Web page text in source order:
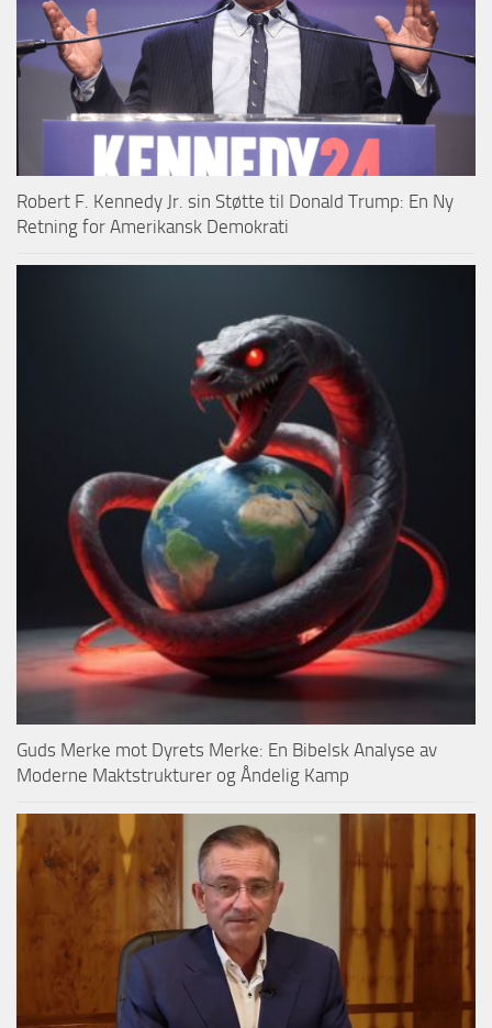
Robert F. Kennedy Jr. sin Støtte til Donald Trump: En Ny
Retning for Amerikansk Demokrati
Guds Merke mot Dyrets Merke: En Bibelsk Analyse av
Moderne Maktstrukturer og Åndelig Kamp